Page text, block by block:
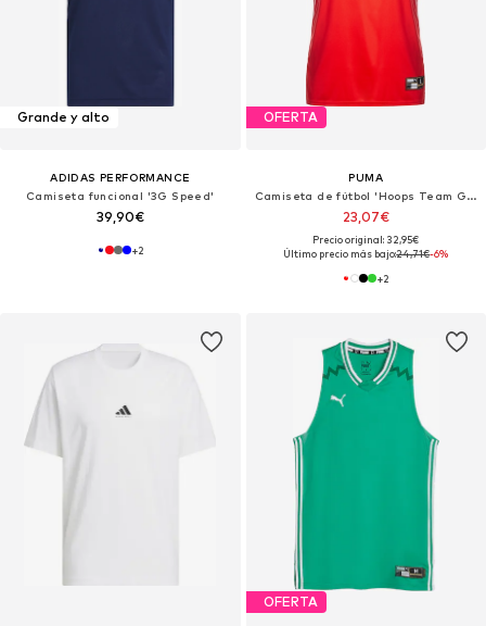
Grande y alto
ADIDAS PERFORMANCE
Camiseta funcional '3G Speed'
39,90€
+2
OFERTA
PUMA
Camiseta de fútbol 'Hoops Team Game'
23,07€
Precio original: 32,95€
Último precio más bajo:24,71€-6%
+2
OFERTA